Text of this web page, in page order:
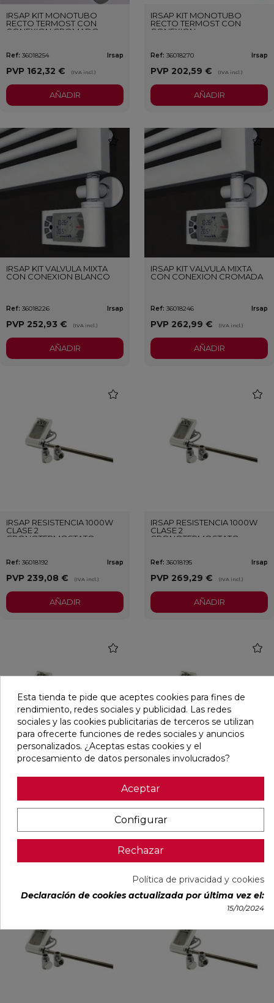
IRSAP KIT MONOTUBO
RECTO TERMOST CON
CONEXION CROMADO
Ref: 36018254 Irsap
PVP 162,32 € (IVA incl.)
AÑADIR
IRSAP KIT MONOTUBO
RECTO TERMOST CON
CONEXION
Ref: 36018270 Irsap
PVP 202,59 € (IVA incl.)
AÑADIR
IRSAP KIT VALVULA MIXTA
CON CONEXION BLANCO
Ref: 36018226 Irsap
PVP 252,93 € (IVA incl.)
AÑADIR
IRSAP KIT VALVULA MIXTA
CON CONEXION CROMADA
Ref: 36018246 Irsap
PVP 262,99 € (IVA incl.)
AÑADIR
IRSAP RESISTENCIA 1000W
CLASE 2
CRONOTERMOSTATO
Ref: 36018192 Irsap
PVP 239,08 € (IVA incl.)
AÑADIR
IRSAP RESISTENCIA 1000W
CLASE 2
CRONOTERMOSTATO
Ref: 36018195 Irsap
PVP 269,29 € (IVA incl.)
AÑADIR
IRSAP RESISTENCIA 250W
BLANCO
Irsap
PVP230,28 € (IVA incl.)
IRSAP RESISTENCIA 250W
CRONOTERMOSTATO
CROMADO
PVP249,15 € (IVA incl.)
favorite
Esta tienda te pide que aceptes cookies para fines de
rendimiento, redes sociales y publicidad. Las redes
sociales y las cookies publicitarias de terceros se utilizan
para ofrecerte funciones de redes sociales y anuncios
personalizados. ¿Aceptas estas cookies y el
procesamiento de datos personales involucrados?
Aceptar
Configurar
Rechazar
Política de privacidad y cookies
Declaración de cookies actualizada por última vez el:
15/10/2024